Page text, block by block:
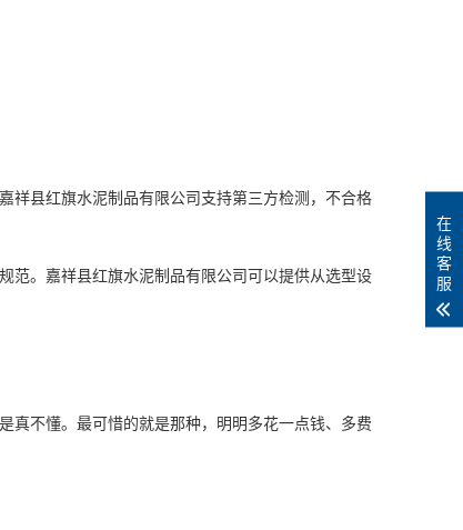
祥县红旗水泥制品有限公司支持第三方检测，不合格
范。嘉祥县红旗水泥制品有限公司可以提供从选型设
真不懂。最可惜的就是那种，明明多花一点钱、多费
在
线
客
服